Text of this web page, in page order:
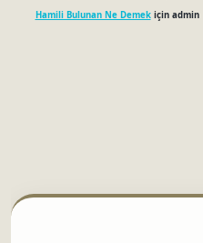
Hamili Bulunan Ne Demekiçin admin